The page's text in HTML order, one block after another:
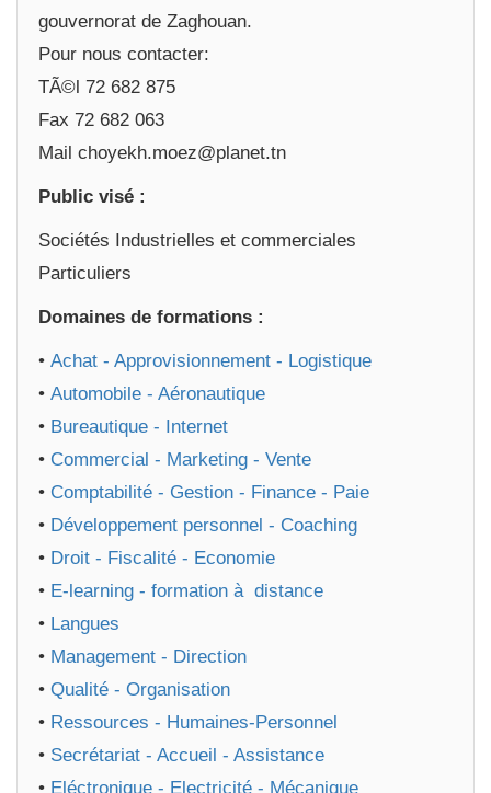
gouvernorat de Zaghouan.
Pour nous contacter:
TÃ©l 72 682 875
Fax 72 682 063
Mail choyekh.moez@planet.tn
Public visé :
Sociétés Industrielles et commerciales
Particuliers
Domaines de formations :
• Achat - Approvisionnement - Logistique
• Automobile - Aéronautique
• Bureautique - Internet
• Commercial - Marketing - Vente
• Comptabilité - Gestion - Finance - Paie
• Développement personnel - Coaching
• Droit - Fiscalité - Economie
• E-learning - formation à distance
• Langues
• Management - Direction
• Qualité - Organisation
• Ressources - Humaines-Personnel
• Secrétariat - Accueil - Assistance
• Eléctronique - Electricité - Mécanique